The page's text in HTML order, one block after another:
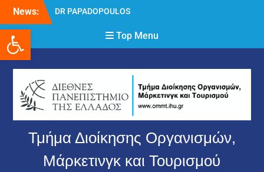
Ανοίξτε τη γραμμή εργαλείων
content
News:
DR PAPADOPOULOS
Δρ Παπαδόπουλος
Νικόλαος
δικαιολογητικών και
ενστάσεων για τη
χορήγηση του
στεγαστικού επιδόματος
ακαδημαϊκού έτους 2025-
2026.
Top Menu
Τμήμα Διοίκησης Οργανισμών,
Μάρκετινγκ και Τουρισμού